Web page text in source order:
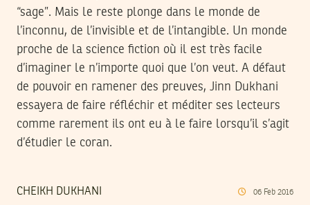
“sage”. Mais le reste plonge dans le monde de
l’inconnu, de l’invisible et de l’intangible. Un monde
proche de la science fiction où il est très facile
d’imaginer le n’importe quoi que l’on veut. A défaut
de pouvoir en ramener des preuves, Jinn Dukhani
essayera de faire réfléchir et méditer ses lecteurs
comme rarement ils ont eu à le faire lorsqu’il s’agit
d’étudier le coran.
CHEIKH DUKHANI 06 Feb 2016